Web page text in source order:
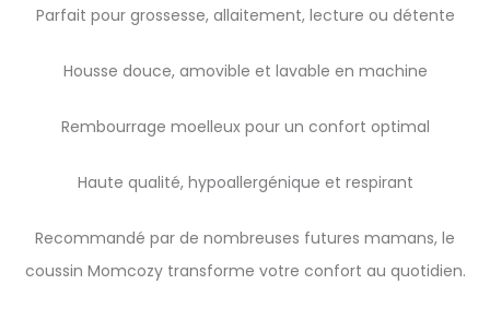
Parfait pour grossesse, allaitement, lecture ou détente
Housse douce, amovible et lavable en machine
Rembourrage moelleux pour un confort optimal
Haute qualité, hypoallergénique et respirant
Recommandé par de nombreuses futures mamans, le
coussin Momcozy transforme votre confort au quotidien.